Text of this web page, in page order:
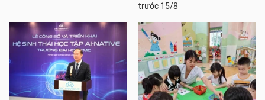
trước 15/8